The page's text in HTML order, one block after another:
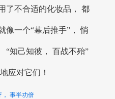
了不合适的化妆品， 都
像一个“幕后推手”， 悄
“知己知彼， 百战不殆”
应对它们！
， 事半功倍